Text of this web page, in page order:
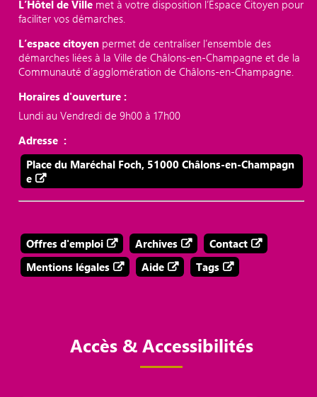
L’Hôtel de Ville met à votre disposition l’Espace Citoyen pour
faciliter vos démarches.
L’espace citoyen permet de centraliser l’ensemble des
démarches liées à la Ville de Châlons-en-Champagne et de la
Communauté d’agglomération de Châlons-en-Champagne.
Horaires d'ouverture :
Lundi au Vendredi de 9h00 à 17h00
Adresse :
Place du Maréchal Foch, 51000 Châlons-en-Champagn
e
Offres d'emploi Archives
Contact
Mentions légales
Aide Tags
Accès & Accessibilités